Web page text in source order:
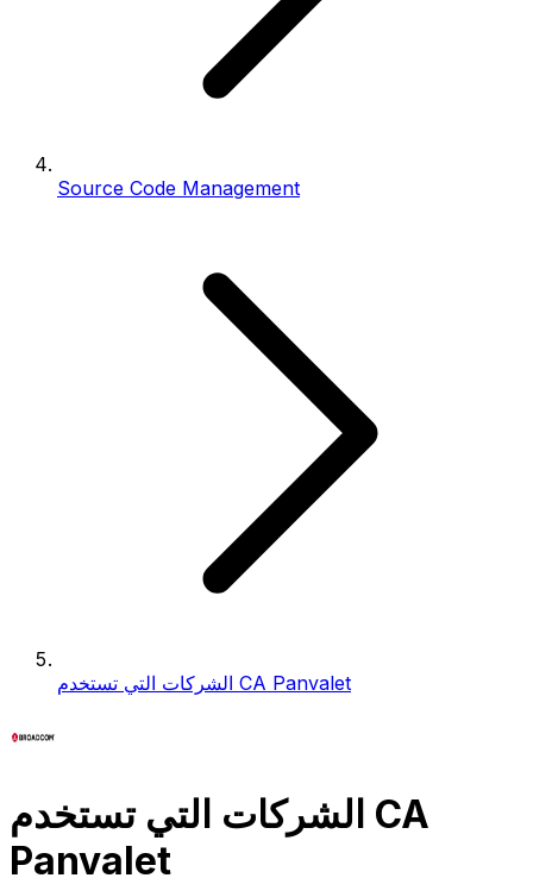
Source Code Management
الشركات التي تستخدم CA Panvalet
الشركات التي تستخدم CA
Panvalet